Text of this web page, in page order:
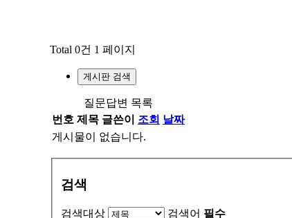
Total 0건 1 페이지
게시판 검색
질문답변 목록
번호 제목 글쓴이 조회 날짜
게시물이 없습니다.
검색
검색대상 검색어 필수